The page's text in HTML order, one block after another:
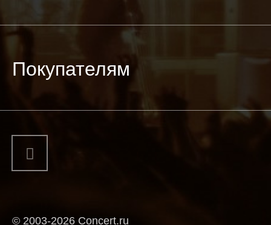
Покупателям
© 2003-2026 Concert.ru